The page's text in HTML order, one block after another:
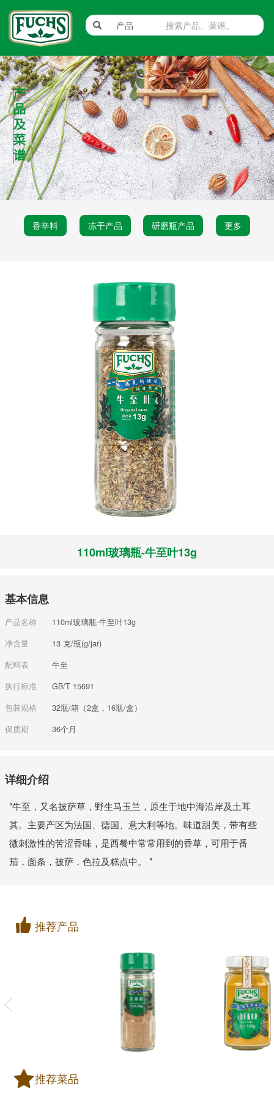
香辛料 冻干产品 研磨瓶产品 更多
110ml玻璃瓶-牛至叶13g
基本信息
产品名称
110ml玻璃瓶-牛至叶13g
净含量
13 克/瓶(g/jar)
配料表
牛至
执行标准
GB/T 15691
包装规格
32瓶/箱（2盒，16瓶/盒）
保质期
36个月
详细介绍
"牛至，又名披萨草，野生马玉兰，原生于地中海沿岸及土耳
其。主要产区为法国、德国、意大利等地。味道甜美，带有些
微刺激性的苦涩香味，是西餐中常常用到的香草，可用于番
茄，面条，披萨，色拉及糕点中。 "
推荐产品
推荐菜品